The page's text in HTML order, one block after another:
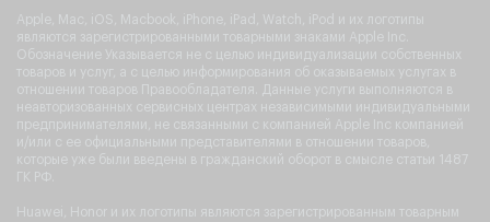
Apple, Mac, iOS, Macbook, iPhone, iPad, Watch, iPod и их логотипы
являются зарегистрированными товарными знаками Apple Inc.
Обозначение Указывается не с целью индивидуализации собственных
товаров и услуг, а с целью информирования об оказываемых услугах в
отношении товаров Правообладателя. Данные услуги выполняются в
неавторизованных сервисных центрах независимыми индивидуальными
предпринимателями, не связанными с компанией Apple Inc компанией
и/или с ее официальными представителями в отношении товаров,
которые уже были введены в гражданский оборот в смысле статьи 1487
ГК РФ.
Huawei, Honor и их логотипы являются зарегистрированным товарным